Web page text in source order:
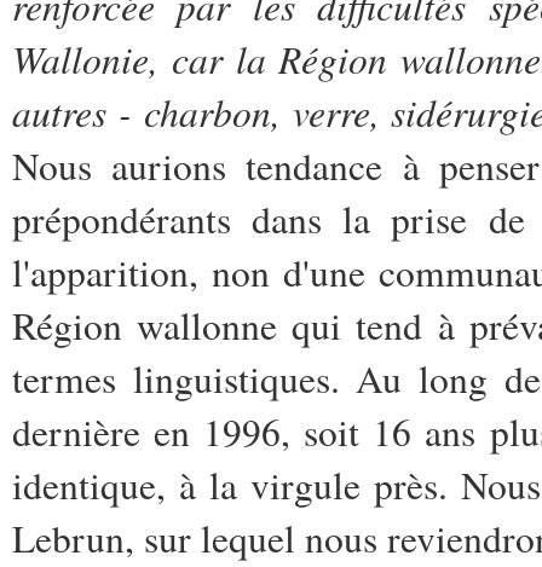
Wallonie, car la Région
autres - charbon, verre,
Nous aurions tendance à
prépondérants dans la prise
l'apparition, non d'une
Région wallonne qui tend à
termes linguistiques. Au long
dernière en 1996, soit 16 ans
identique, à la virgule près.
Lebrun, sur lequel nous